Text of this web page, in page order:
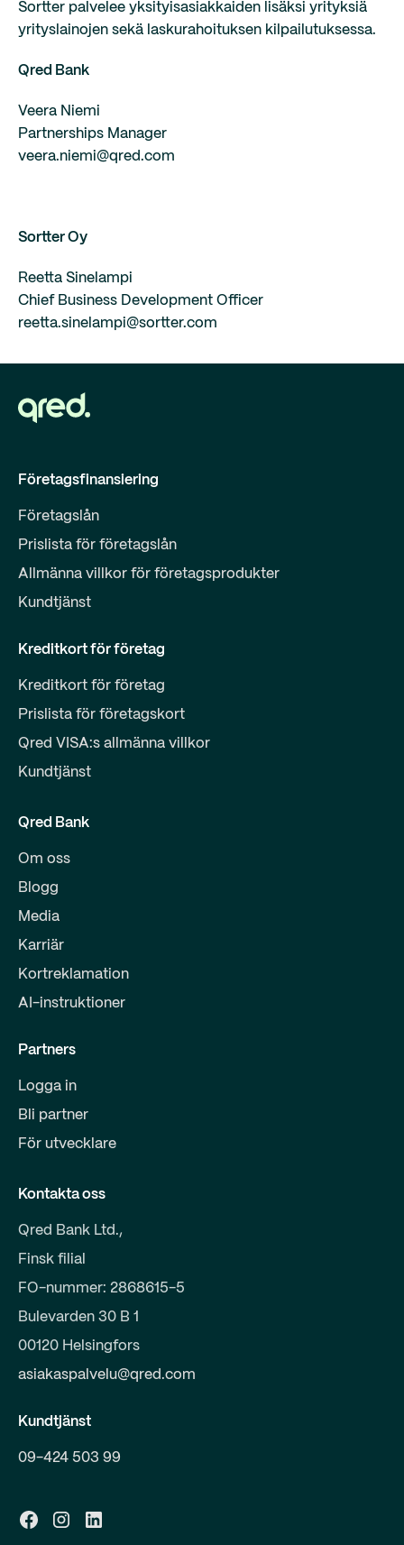
Sortter palvelee yksityisasiakkaiden lisäksi yrityksiä
yrityslainojen sekä laskurahoituksen kilpailutuksessa.
Qred Bank
Veera Niemi
Partnerships Manager
veera.niemi@qred.com
Sortter Oy
Reetta Sinelampi
Chief Business Development Officer
reetta.sinelampi@sortter.com
Företagsfinansiering
Företagslån
Prislista för företagslån
Allmänna villkor för företagsprodukter
Kundtjänst
Kreditkort för företag
Kreditkort för företag
Prislista för företagskort
Qred VISA:s allmänna villkor
Kundtjänst
Qred Bank
Om oss
Blogg
Media
Karriär
Kortreklamation
AI-instruktioner
Partners
Logga in
Bli partner
För utvecklare
Kontakta oss
Qred Bank Ltd.,
Finsk filial
FO-nummer: 2868615-5
Bulevarden 30 B 1
00120 Helsingfors
asiakaspalvelu@qred.com
Kundtjänst
09-424 503 99